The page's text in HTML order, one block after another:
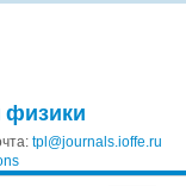
физики
tpl@journals.ioffe.ru